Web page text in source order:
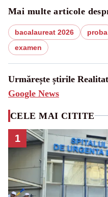
Mai multe articole
bacalaureat 2026 proba
examen
Urmărește știrile
Google News
CELE MAI CITITE
1